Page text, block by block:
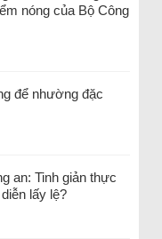
nóng của Bộ Công
để nhường đặc
an: Tinh giản thực
lấy lệ?